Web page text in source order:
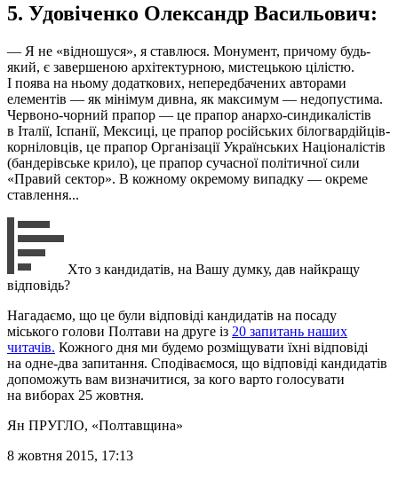
5. Удовіченко Олександр Васильович:
— Я не «відношуся», я ставлюся. Монумент, причому будь-
який, є завершеною архітектурною, мистецькою цілістю.
І поява на ньому додаткових, непередбачених авторами
елементів — як мінімум дивна, як максимум — недопустима.
Червоно-чорний прапор — це прапор анархо-синдикалістів
в Італії, Іспанії, Мексиці, це прапор російських білогвардійців-
корніловців, це прапор Організації Українських Націоналістів
(бандерівське крило), це прапор сучасної політичної сили
«Правий сектор». В кожному окремому випадку — окреме
ставлення...
Хто з кандидатів, на Вашу думку, дав найкращу
відповідь?
Нагадаємо, що це були відповіді кандидатів на посаду
міського голови Полтави на друге із 20 запитань наших
читачів. Кожного дня ми будемо розміщувати їхні відповіді
на одне-два запитання. Сподіваємося, що відповіді кандидатів
допоможуть вам визначитися, за кого варто голосувати
на виборах 25 жовтня.
Ян ПРУГЛО, «Полтавщина»
8 жовтня 2015, 17:13